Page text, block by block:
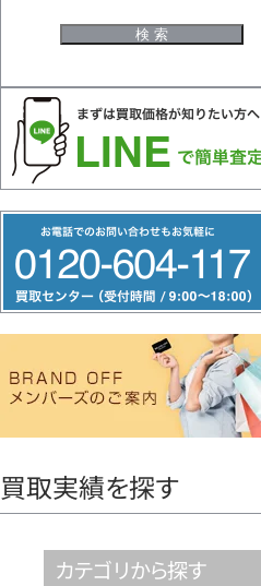
リ
ー
ヤ
買取実績を探す
カテゴリから探す